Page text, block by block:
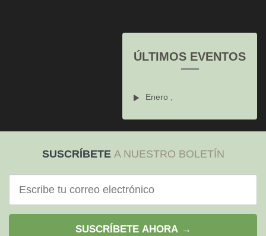
ÚLTIMOS EVENTOS
Enero ,
SUSCRÍBETE A NUESTRO BOLETÍN
electrónico
SUSCRÍBETE AHORA →